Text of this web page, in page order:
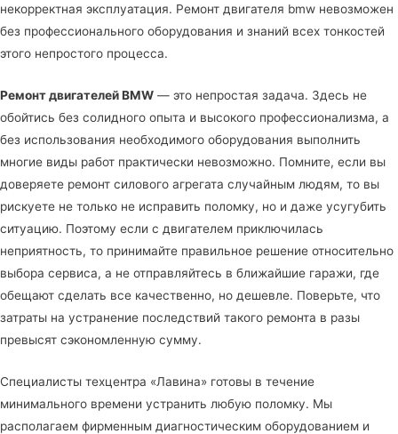
некорректная эксплуатация. Ремонт двигателя bmw невозможен
без профессионального оборудования и знаний всех тонкостей
этого непростого процесса.
Ремонт двигателей BMW — это непростая задача. Здесь не
обойтись без солидного опыта и высокого профессионализма, а
без использования необходимого оборудования выполнить
многие виды работ практически невозможно. Помните, если вы
доверяете ремонт силового агрегата случайным людям, то вы
рискуете не только не исправить поломку, но и даже усугубить
ситуацию. Поэтому если с двигателем приключилась
неприятность, то принимайте правильное решение относительно
выбора сервиса, а не отправляйтесь в ближайшие гаражи, где
обещают сделать все качественно, но дешевле. Поверьте, что
затраты на устранение последствий такого ремонта в разы
превысят сэкономленную сумму.
Специалисты техцентра «Лавина» готовы в течение
минимального времени устранить любую поломку. Мы
располагаем фирменным диагностическим оборудованием и